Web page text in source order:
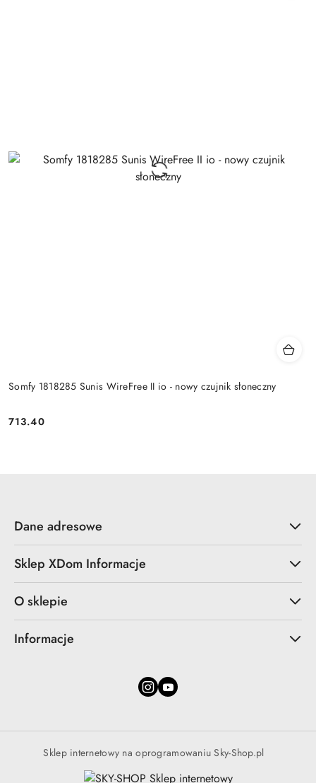
Somfy 1818285 Sunis WireFree II io - nowy czujnik słoneczny
Cena:
713.40
Dane adresowe
Sklep XDom Informacje
O sklepie
Informacje
Sklep internetowy na oprogramowaniu Sky-Shop.pl